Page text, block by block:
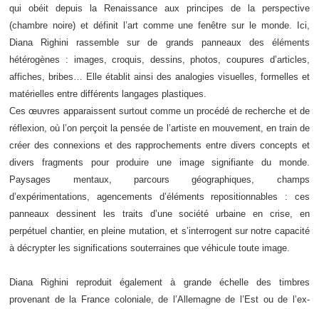
qui obéit depuis la Renaissance aux principes de la perspective
(chambre noire) et définit l’art comme une fenêtre sur le monde. Ici,
Diana Righini rassemble sur de grands panneaux des éléments
hétérogènes : images, croquis, dessins, photos, coupures d’articles,
affiches, bribes… Elle établit ainsi des analogies visuelles, formelles et
matérielles entre différents langages plastiques.
Ces œuvres apparaissent surtout comme un procédé de recherche et de
réflexion, où l’on perçoit la pensée de l’artiste en mouvement, en train de
créer des connexions et des rapprochements entre divers concepts et
divers fragments pour produire une image signifiante du monde.
Paysages mentaux, parcours géographiques, champs
d’expérimentations, agencements d’éléments repositionnables : ces
panneaux dessinent les traits d’une société urbaine en crise, en
perpétuel chantier, en pleine mutation, et s’interrogent sur notre capacité
à décrypter les significations souterraines que véhicule toute image.
Diana Righini reproduit également à grande échelle des timbres
provenant de la France coloniale, de l’Allemagne de l’Est ou de l’ex-